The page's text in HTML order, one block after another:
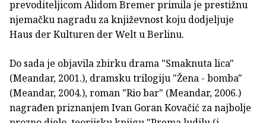
prevoditeljicom Alidom Bremer primila je prestižnu
njemačku nagradu za književnost koju dodjeljuje
Haus der Kulturen der Welt u Berlinu.
Do sada je objavila zbirku drama "Smaknuta lica"
(Meandar, 2001.), dramsku trilogiju "Žena - bomba"
(Meandar, 2004.), roman "Rio bar" (Meandar, 2006.)
nagrađen priznanjem Ivan Goran Kovačić za najbolje